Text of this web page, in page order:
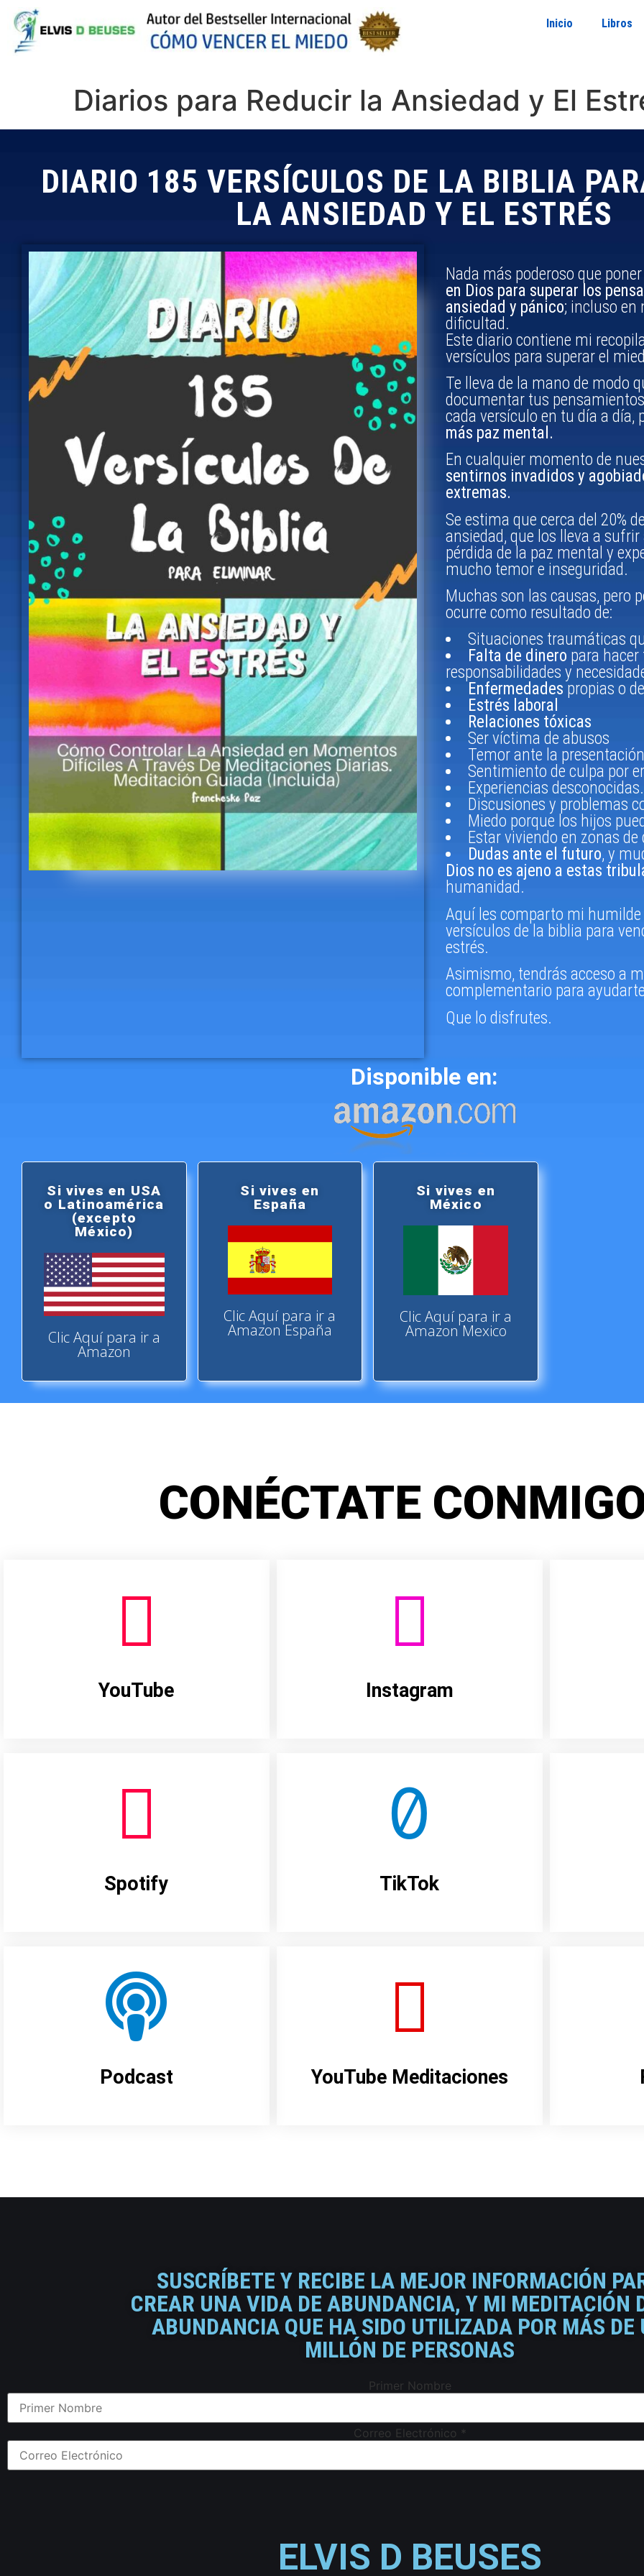
Inicio Libros
Diarios para Reducir la Ansiedad y El
DIARIO 185 VERSÍCULOS DE LA BIBLIA
LA ANSIEDAD Y EL ESTRÉS
Nada más poderoso que
en Dios para superar los
ansiedad y pánico; incluso en
dificultad.
Este diario contiene mi
versículos para superar el
Te lleva de la mano de modo
documentar tus
cada versículo en tu día a día,
más paz mental.
En cualquier momento de
sentirnos invadidos y
extremas.
Se estima que cerca del 20%
ansiedad, que los lleva a
pérdida de la paz mental y
mucho temor e inseguridad.
Muchas son las causas, pero
ocurre como resultado de:
Situaciones traumáticas
Falta de dinero para
responsabilidades y
Enfermedades propias o
Estrés laboral
Relaciones tóxicas
Ser víctima de abusos
Temor ante la
Sentimiento de culpa por
Experiencias desconocidas.
Discusiones y problemas
Miedo porque los hijos
Estar viviendo en zonas
Dudas ante el futuro, y
Dios no es ajeno a estas
humanidad.
Aquí les comparto mi humilde
versículos de la biblia para
estrés.
Asimismo, tendrás acceso a
complementario para
Que lo disfrutes.
Disponible en:
Si vives en USA
o Latinoamérica
(excepto
México)
Clic Aquí para ir a
Amazon
Si vives en
España
Clic Aquí para ir a
Amazon España
Si vives en
México
Clic Aquí para ir a
Amazon Mexico
CONÉCTATE
YouTube Instagram
Spotify TikTok
Podcast YouTube Meditaciones
SUSCRÍBETE Y RECIBE LA MEJOR INFORMACIÓN
CREAR UNA VIDA DE ABUNDANCIA, Y MI MEDITACIÓN
ABUNDANCIA QUE HA SIDO UTILIZADA POR MÁS DE
MILLÓN DE PERSONAS
Primer Nombre
Correo Electrónico *
ELVIS D BEUSES